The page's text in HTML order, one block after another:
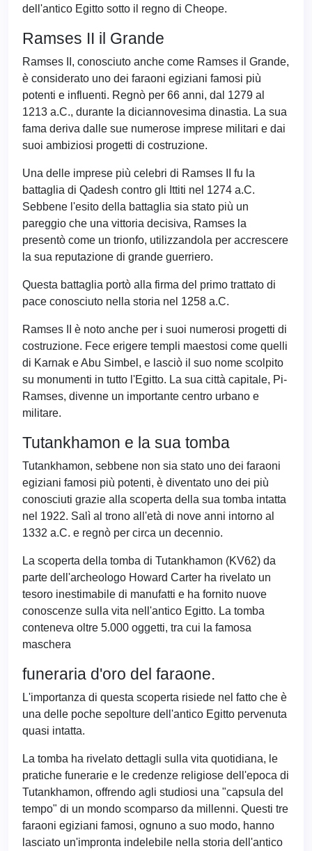
dell'antico Egitto sotto il regno di Cheope.
Ramses II il Grande
Ramses II, conosciuto anche come Ramses il Grande,
è considerato uno dei faraoni egiziani famosi più
potenti e influenti. Regnò per 66 anni, dal 1279 al
1213 a.C., durante la diciannovesima dinastia. La sua
fama deriva dalle sue numerose imprese militari e dai
suoi ambiziosi progetti di costruzione.
Una delle imprese più celebri di Ramses II fu la
battaglia di Qadesh contro gli Ittiti nel 1274 a.C.
Sebbene l'esito della battaglia sia stato più un
pareggio che una vittoria decisiva, Ramses la
presentò come un trionfo, utilizzandola per accrescere
la sua reputazione di grande guerriero.
Questa battaglia portò alla firma del primo trattato di
pace conosciuto nella storia nel 1258 a.C.
Ramses II è noto anche per i suoi numerosi progetti di
costruzione. Fece erigere templi maestosi come quelli
di Karnak e Abu Simbel, e lasciò il suo nome scolpito
su monumenti in tutto l'Egitto. La sua città capitale, Pi-
Ramses, divenne un importante centro urbano e
militare.
Tutankhamon e la sua tomba
Tutankhamon, sebbene non sia stato uno dei faraoni
egiziani famosi più potenti, è diventato uno dei più
conosciuti grazie alla scoperta della sua tomba intatta
nel 1922. Salì al trono all'età di nove anni intorno al
1332 a.C. e regnò per circa un decennio.
La scoperta della tomba di Tutankhamon (KV62) da
parte dell'archeologo Howard Carter ha rivelato un
tesoro inestimabile di manufatti e ha fornito nuove
conoscenze sulla vita nell'antico Egitto. La tomba
conteneva oltre 5.000 oggetti, tra cui la famosa
maschera
funeraria d'oro del faraone.
L'importanza di questa scoperta risiede nel fatto che è
una delle poche sepolture dell'antico Egitto pervenuta
quasi intatta.
La tomba ha rivelato dettagli sulla vita quotidiana, le
pratiche funerarie e le credenze religiose dell'epoca di
Tutankhamon, offrendo agli studiosi una "capsula del
tempo" di un mondo scomparso da millenni. Questi tre
faraoni egiziani famosi, ognuno a suo modo, hanno
lasciato un'impronta indelebile nella storia dell'antico